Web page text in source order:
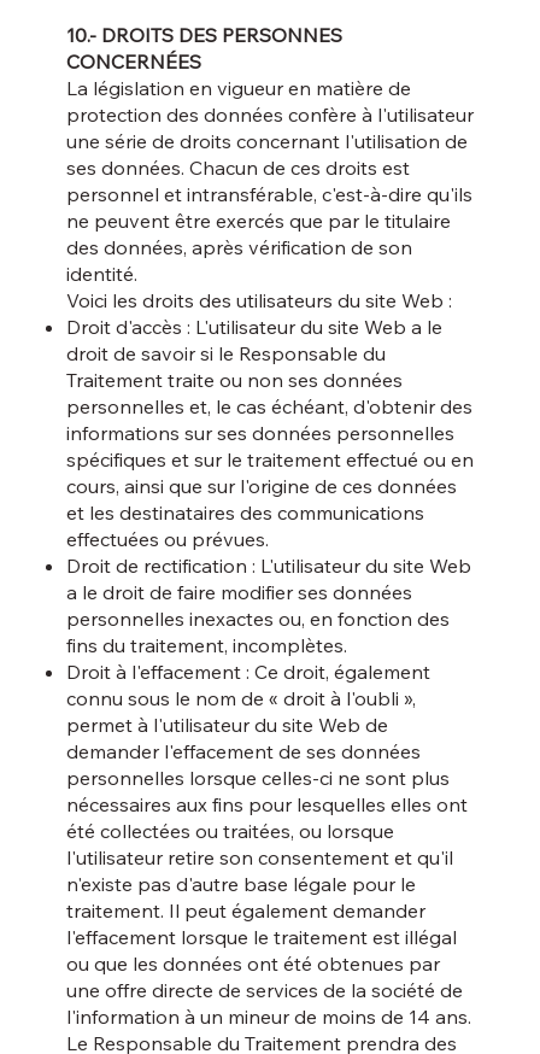
10.- DROITS DES PERSONNES
CONCERNÉES
La législation en vigueur en matière de
protection des données confère à l'utilisateur
une série de droits concernant l'utilisation de
ses données. Chacun de ces droits est
personnel et intransférable, c'est-à-dire qu'ils
ne peuvent être exercés que par le titulaire
des données, après vérification de son
identité.
Voici les droits des utilisateurs du site Web :
Droit d'accès : L'utilisateur du site Web a le
droit de savoir si le Responsable du
Traitement traite ou non ses données
personnelles et, le cas échéant, d'obtenir des
informations sur ses données personnelles
spécifiques et sur le traitement effectué ou en
cours, ainsi que sur l'origine de ces données
et les destinataires des communications
effectuées ou prévues.
Droit de rectification : L'utilisateur du site Web
a le droit de faire modifier ses données
personnelles inexactes ou, en fonction des
fins du traitement, incomplètes.
Droit à l'effacement : Ce droit, également
connu sous le nom de « droit à l'oubli »,
permet à l'utilisateur du site Web de
demander l'effacement de ses données
personnelles lorsque celles-ci ne sont plus
nécessaires aux fins pour lesquelles elles ont
été collectées ou traitées, ou lorsque
l'utilisateur retire son consentement et qu'il
n'existe pas d'autre base légale pour le
traitement. Il peut également demander
l'effacement lorsque le traitement est illégal
ou que les données ont été obtenues par
une offre directe de services de la société de
l'information à un mineur de moins de 14 ans.
Le Responsable du Traitement prendra des